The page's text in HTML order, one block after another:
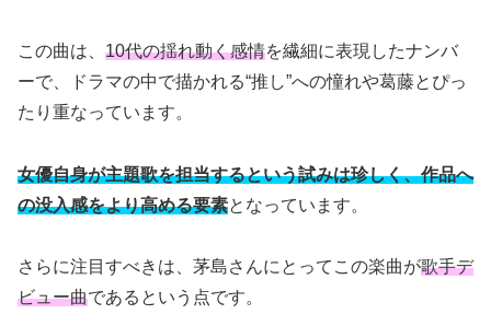
この曲は、 10代の揺れ動く感情を繊細に表現したナンバ
ーで、ドラマの中で描かれる“推し”への憧れや葛藤とぴっ
たり重なっています。
女優自身が主題歌を担当するという試みは珍しく、作品へ
の没入感をより高める要素となっています。
さらに注目すべきは、茅島さんにとってこの楽曲が歌手デ
ビュー曲であるという点です。